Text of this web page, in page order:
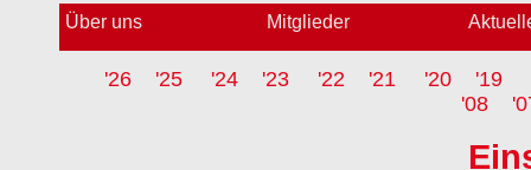
Über uns Mitglieder
'26 '25 '24 '23 '22 '21 '20 '19
'08